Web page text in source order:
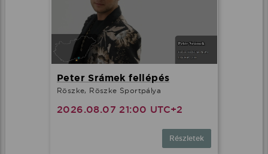
Peter Srámek fellépés
Röszke, Röszke Sportpálya
2026.08.07 21:00 UTC+2
Részletek